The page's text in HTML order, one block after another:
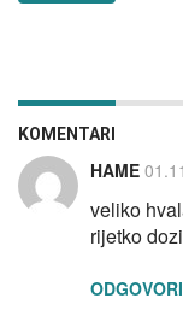
KOMENTARI
HAME
veliko
rijetko
ODGOVORI